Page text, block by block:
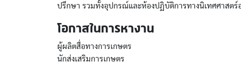
ปรึกษา รวมทั้งอุปกรณ์และห้องปฏิบัติการทางนิเทศศาสตร์อ
โอกาสในการหางาน
ผู้ผลิตสื่อทางการเกษตร
นักส่งเสริมการเกษตร